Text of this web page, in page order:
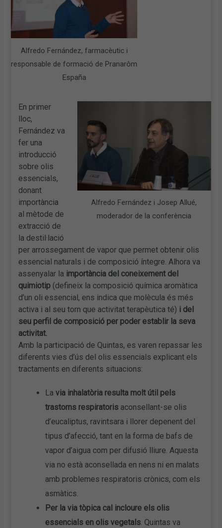
Alfredo Fernández, farmacèutic i
responsable de formació de Pranarôm
España
Alfredo Fernández i Josep Allué,
moderador de la conferència
En primer
lloc,
Fernández va
fer una
introducció
sobre olis
essencials,
donant
importància
al mètode de
extracció de
la destil·lació
per arrossegament de vapor que permet obtenir olis
essencial naturals i de composició íntegre. Alhora va
assenyalar la importància del coneixement del
quimiotip (defineix la composició química aromàtica
d’un oli essencial, ens indica que molècula és més
activa i al seu torn que activitat terapèutica té) i del
seu perfil de composició per poder establir la seva
activitat.
Amb la participació de Quintas, es varen repassar les
diferents vies d’ús del olis essencials explicant els
tractaments en diferents situacions:
Lavia inhalatòria resulta molt útil pels
trastorns respiratoris aconsellant-se olis
d’eucaliptus, ravintsara i llorer depenent del
tipus d’afecció, tant en la forma de bafs de
vapor d’aigua com per difusió lliure. Aquesta
via no està aconsellada en nens ni en malats
amb problemes respiratoris crònics, com els
asmàtics.
Per la via tòpica cal incloure els olis
essencials en olis vegetals. Quintas va